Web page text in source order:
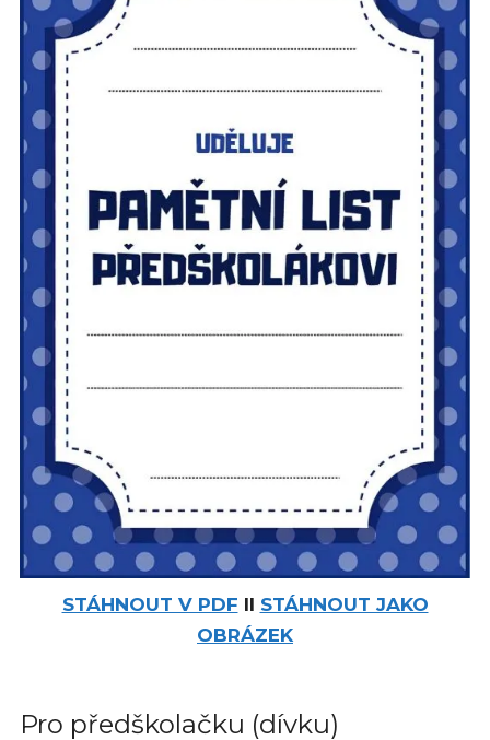
STÁHNOUT V PDF II STÁHNOUT JAKO
OBRÁZEK
Pro předškolačku (dívku)